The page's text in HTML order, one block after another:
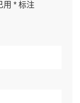
用 * 标注